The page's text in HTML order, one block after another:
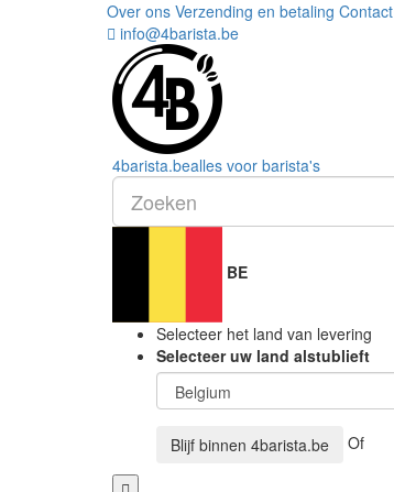
Over ons Verzending en betaling Contact
info@4barista.be
4barista.bealles voor barista's
BE
Selecteer het land van levering
Selecteer uw land alstublieft
Blijf binnen 4barista.be Of